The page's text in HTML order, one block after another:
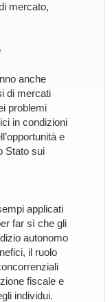
mercato,
anche
di mercati
problemi
in condizioni
e
Stato sui
applicati
far sì che gli
autonomo
il ruolo
fiscale e
individui.